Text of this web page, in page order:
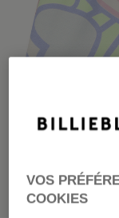
VOS
COOKIES